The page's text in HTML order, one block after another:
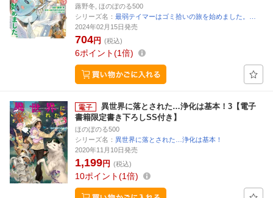
蕗野冬, ほのぼのる500
シリーズ名： 最弱テイマーはゴミ拾いの旅を始めました。…
2024年02月15日発売
704円 (税込)
6ポイント 1倍
異世界に落とされた…浄化は基本！3【電子
書籍限定書き下ろしSS付き】
ほのぼのる500
シリーズ名： 異世界に落とされた…浄化は基本！
2020年11月10日発売
1,199円 (税込)
10ポイント 1倍